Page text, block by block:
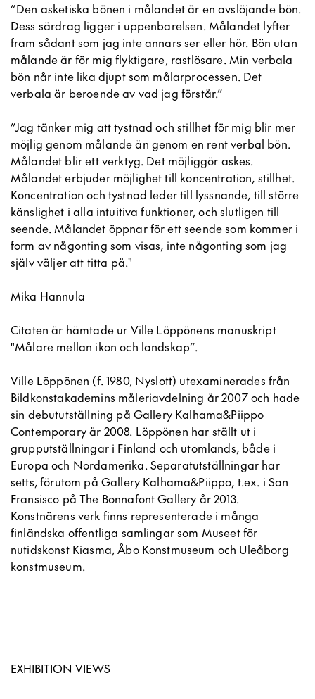
”Den asketiska bönen i målandet är en avslöjande bön.
Dess särdrag ligger i uppenbarelsen. Målandet lyfter
fram sådant som jag inte annars ser eller hör. Bön utan
målande är för mig flyktigare, rastlösare. Min verbala
bön når inte lika djupt som målarprocessen. Det
verbala är beroende av vad jag förstår.”
”Jag tänker mig att tystnad och stillhet för mig blir mer
möjlig genom målande än genom en rent verbal bön.
Målandet blir ett verktyg. Det möjliggör askes.
Målandet erbjuder möjlighet till koncentration, stillhet.
Koncentration och tystnad leder till lyssnande, till större
känslighet i alla intuitiva funktioner, och slutligen till
seende. Målandet öppnar för ett seende som kommer i
form av någonting som visas, inte någonting som jag
själv väljer att titta på."
Mika Hannula
Citaten är hämtade ur Ville Löppönens manuskript
"Målare mellan ikon och landskap”.
Ville Löppönen (f. 1980, Nyslott) utexaminerades från
Bildkonstakademins måleriavdelning år 2007 och hade
sin debututställning på Gallery Kalhama&Piippo
Contemporary år 2008. Löppönen har ställt ut i
grupputställningar i Finland och utomlands, både i
Europa och Nordamerika. Separatutställningar har
setts, förutom på Gallery Kalhama&Piippo, t.ex. i San
Fransisco på The Bonnafont Gallery år 2013.
Konstnärens verk finns representerade i många
finländska offentliga samlingar som Museet för
nutidskonst Kiasma, Åbo Konstmuseum och Uleåborg
konstmuseum.
EXHIBITION VIEWS